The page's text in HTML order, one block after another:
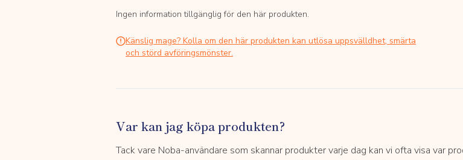
Ingen information tillgänglig för den här produkten.
Känslig mage? Kolla om den här produkten kan utlösa uppsvälldhet, smärta
och störd avföringsmönster.
Var kan jag köpa produkten?
Tack vare Noba-användare som skannar produkter varje dag kan vi ofta visa var